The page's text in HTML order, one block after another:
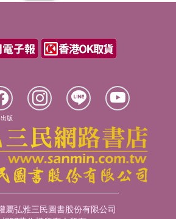
版
屬弘雅三民圖書股份有限公司